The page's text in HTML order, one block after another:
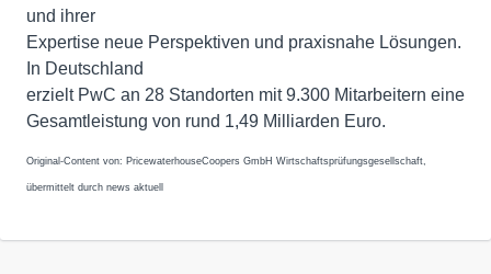
und ihrer
Expertise neue Perspektiven und praxisnahe Lösungen.
In Deutschland
erzielt PwC an 28 Standorten mit 9.300 Mitarbeitern eine
Gesamtleistung von rund 1,49 Milliarden Euro.
Original-Content von: PricewaterhouseCoopers GmbH Wirtschaftsprüfungsgesellschaft,
übermittelt durch news aktuell